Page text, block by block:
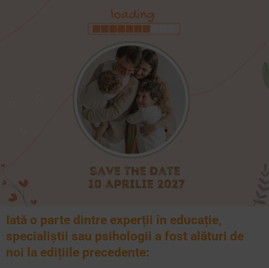
Iată o parte dintre experții în educație,
specialiștii sau psihologii a fost alături de
noi la edițiile precedente: